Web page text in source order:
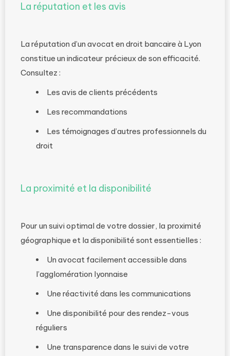
La réputation et les avis
La réputation d’un avocat en droit bancaire à Lyon
constitue un indicateur précieux de son efficacité.
Consultez :
Les avis de clients précédents
Les recommandations
Les témoignages d’autres professionnels du
droit
La proximité et la disponibilité
Pour un suivi optimal de votre dossier, la proximité
géographique et la disponibilité sont essentielles :
Un avocat facilement accessible dans
l’agglomération lyonnaise
Une réactivité dans les communications
Une disponibilité pour des rendez-vous
réguliers
Une transparence dans le suivi de votre